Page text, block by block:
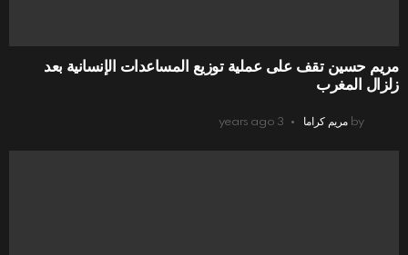
مريم حسين تقف على عملية توزيع المساعدات الإنسانية بعد
زلزال المغرب
by مريم كراما 3 years ago